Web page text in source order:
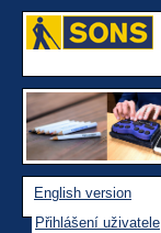
English version
Přihlášení uživatele